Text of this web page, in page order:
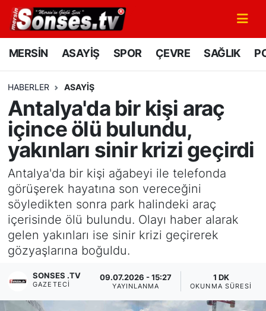
MERSİN ASAYİŞ SPOR ÇEVRE SAĞLIK
HABERLER ASAYİŞ
Antalya'da bir kişi araç
içince ölü bulundu,
yakınları sinir krizi geçirdi
Antalya'da bir kişi ağabeyi ile telefonda
görüşerek hayatına son vereceğini
söyledikten sonra park halindeki araç
içerisinde ölü bulundu. Olayı haber alarak
gelen yakınları ise sinir krizi geçirerek
gözyaşlarına boğuldu.
SONSES .TV
GAZETECI
09.07.2026 - 15:27
YAYINLANMA
1 DK
OKUNMA SÜRESI
MERSİN
SPOR
GÜNÜN MANŞETİ
DÜNYA
KÜLTÜR - SANAT
MAGAZİN
SAĞLIK
Siyaset
Mersin Nöbetçi Eczaneler
Mersin Namaz Vakitleri
Mersin Trafik Yoğunluk Haritası
Süper Lig Puan Durumu ve Fikstür
Tüm Manşetler
Son Dakika Haberleri
Haber Arşivi